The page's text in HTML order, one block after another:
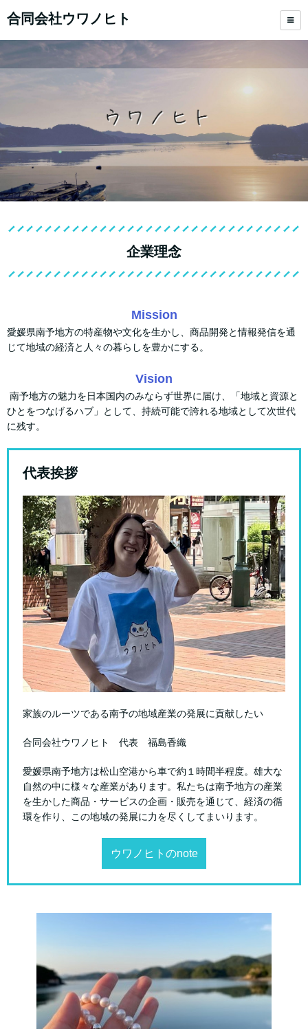
合同会社ウワノヒト
企業理念
Mission
愛媛県南予地方の特産物や文化を生かし、商品開発と情報発信を通
じて地域の経済と人々の暮らしを豊かにする。
Vision
南予地方の魅力を日本国内のみならず世界に届け、「地域と資源と
ひとをつなげるハブ」として、持続可能で誇れる地域として次世代
に残す。
代表挨拶
家族のルーツである南予の地域産業の発展に貢献したい
合同会社ウワノヒト 代表 福島香織
愛媛県南予地方は松山空港から車で約１時間半程度。雄大な
自然の中に様々な産業があります。私たちは南予地方の産業
を生かした商品・サービスの企画・販売を通じて、経済の循
環を作り、この地域の発展に力を尽くしてまいります。
ウワノヒトのnote